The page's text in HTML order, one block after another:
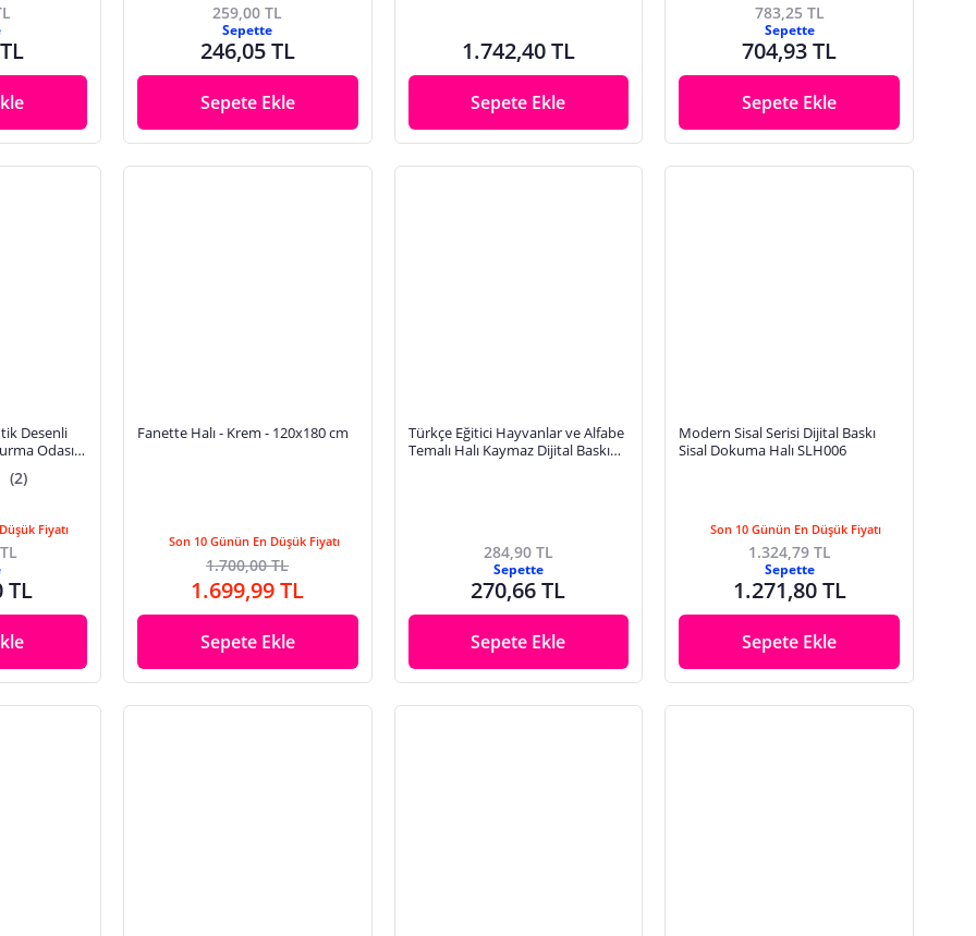
259,00 TL
Sepette
246,05 TL
Sepete Ekle
1.742,40 TL
Sepete Ekle
783,25 TL
Sepette
704,93 TL
Sepete Ekle
Desenli
Odası
(2)
Fiyatı
TL
Fanette Halı - Krem - 120x180 cm
Son 10 Günün En Düşük Fiyatı
1.700,00 TL
1.699,99 TL
Sepete Ekle
Türkçe Eğitici Hayvanlar ve Alfabe
Temalı Halı Kaymaz Dijital Baskı
284,90 TL
Sepette
270,66 TL
Sepete Ekle
Modern Sisal Serisi Dijital Baskı
Sisal Dokuma Halı SLH006
Son 10 Günün En Düşük Fiyatı
1.324,79 TL
Sepette
1.271,80 TL
Sepete Ekle